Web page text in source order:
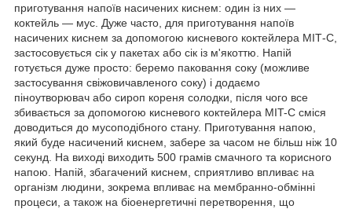
приготування напоїв насичених киснем: один із них —
коктейль — мус. Дуже часто, для приготування напоїв
насичених киснем за допомогою кисневого коктейлера МІТ-С,
застосовується сік у пакетах або сік із м'якоттю. Напій
готується дуже просто: беремо паковання соку (можливе
застосування свіжовичавленого соку) і додаємо
піноутворювач або сироп кореня солодки, після чого все
збивається за допомогою кисневого коктейлера MIT-C cміся
доводиться до мусоподібного стану. Приготування напою,
який буде насичений киснем, забере за часом не більш ніж 10
секунд. На виході виходить 500 грамів смачного та корисного
напою. Напій, збагачений киснем, сприятливо впливає на
організм людини, зокрема впливає на мембранно-обмінні
процеси, а також на біоенергетичні перетворення, що